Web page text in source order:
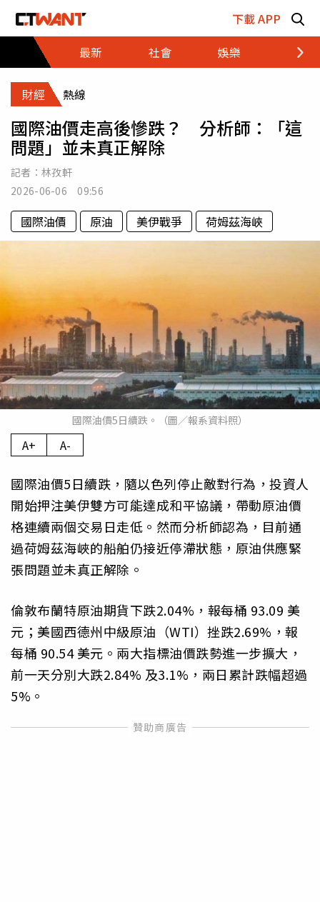
下載 APP
最新
社會 娛樂 財經
財經 熱線
國際油價走高後慘跌？ 分析師：「這
問題」並未真正解除
記者： 林孜軒
2026-06-06 09:56
國際油價 原油 美伊戰爭 荷姆茲海峽
國際油價5日續跌。（圖／報系資料照）
A+ A-
國際油價5日續跌，隨以色列停止敵對行為，投資人
開始押注美伊雙方可能達成和平協議，帶動原油價
格連續兩個交易日走低。然而分析師認為，目前通
過荷姆茲海峽的船舶仍接近停滯狀態，原油供應緊
張問題並未真正解除。
倫敦布蘭特原油期貨下跌2.04%，報每桶 93.09 美
元；美國西德州中級原油（WTI）挫跌2.69%，報
每桶 90.54 美元。兩大指標油價跌勢進一步擴大，
前一天分別大跌2.84% 及3.1%，兩日累計跌幅超過
5%。